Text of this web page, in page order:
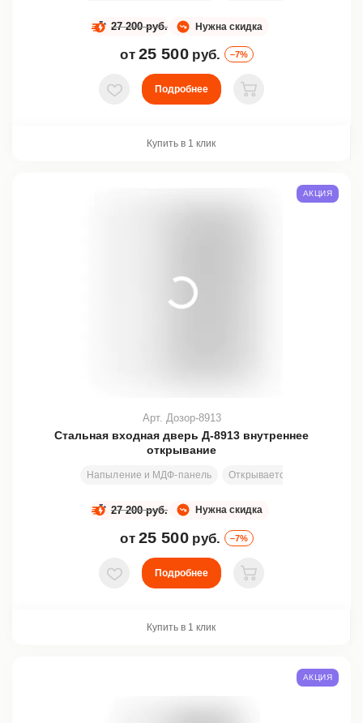
Нужна скидка
27 200 руб.
от 25 500 руб. –7%
В избранное
Подробнее
В корзину
Купить в 1 клик
Стальная входная дверь Д-8913 внутреннее
открывание
Напыление и МДФ-панель Открывается вовнутрь
Арт. Дозор-8913
Нужна скидка
27 200 руб.
от 25 500 руб. –7%
АКЦИЯ
В избранное
Подробнее
В корзину
Купить в 1 клик
АКЦИЯ